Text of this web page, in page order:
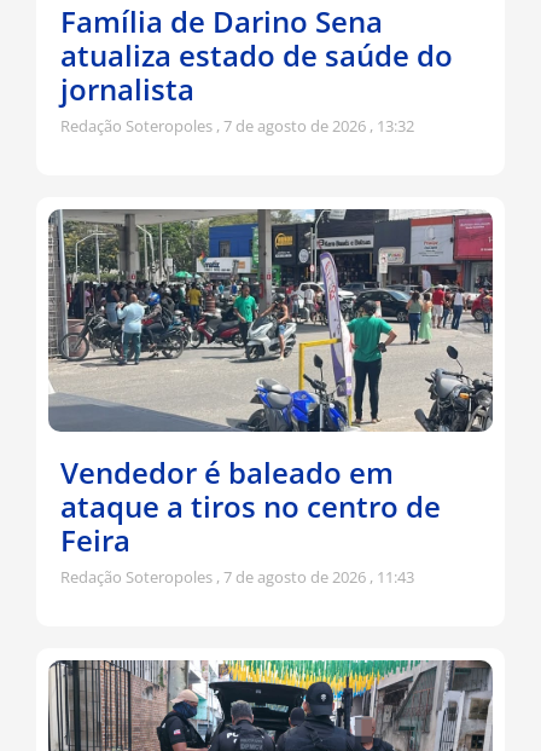
Família de Darino Sena
atualiza estado de saúde do
jornalista
Redação Soteropoles 7 de agosto de 2026 13:32
Vendedor é baleado em
ataque a tiros no centro de
Feira
Redação Soteropoles 7 de agosto de 2026 11:43